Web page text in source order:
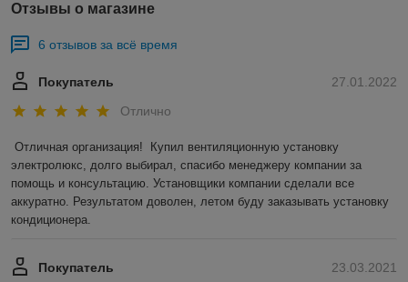
Отзывы о магазине
6 отзывов за всё время
27.01.2022
Покупатель
Отлично
Отличная организация!  Купил вентиляционную установку
электролюкс, долго выбирал, спасибо менеджеру компании за
помощь и консультацию. Установщики компании сделали все
аккуратно. Результатом доволен, летом буду заказывать установку
кондиционера.
23.03.2021
Покупатель